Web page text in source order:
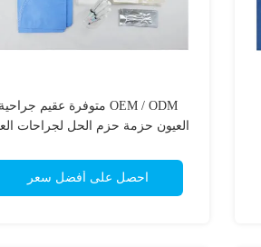
OEM / ODM متوفرة عقيم جراحية
العيون حزمة حزم الحل لجراحات
احصل على أفضل سعر